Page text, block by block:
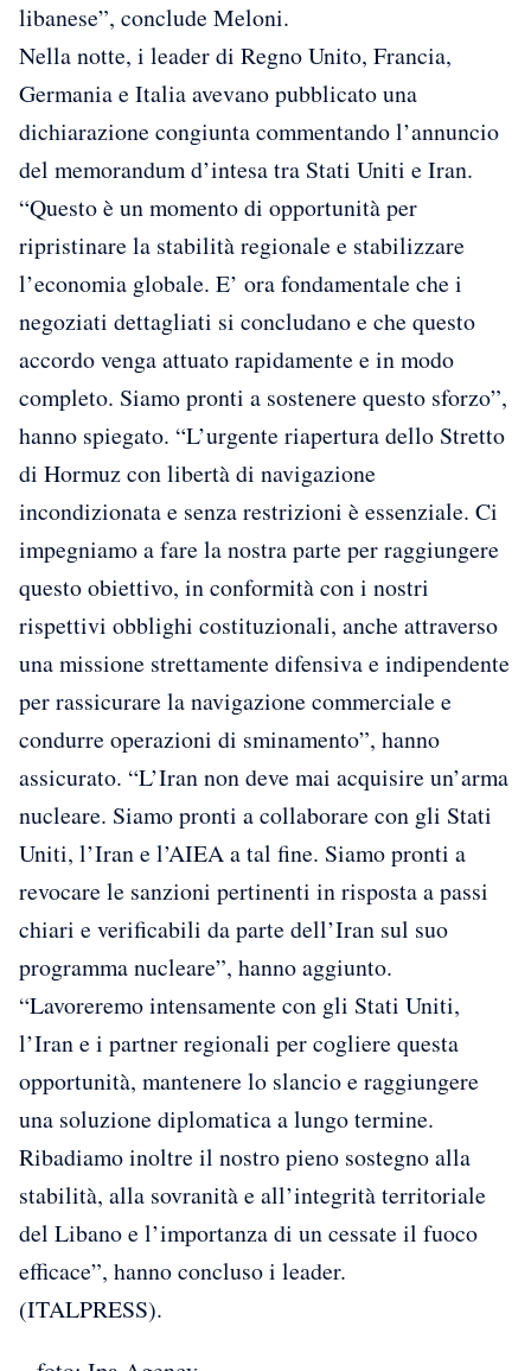
libanese”, conclude Meloni.
Nella notte, i leader di Regno Unito, Francia,
Germania e Italia avevano pubblicato una
dichiarazione congiunta commentando l’annuncio
del memorandum d’intesa tra Stati Uniti e Iran.
“Questo è un momento di opportunità per
ripristinare la stabilità regionale e stabilizzare
l’economia globale. E’ ora fondamentale che i
negoziati dettagliati si concludano e che questo
accordo venga attuato rapidamente e in modo
completo. Siamo pronti a sostenere questo sforzo”,
hanno spiegato. “L’urgente riapertura dello Stretto
di Hormuz con libertà di navigazione
incondizionata e senza restrizioni è essenziale. Ci
impegniamo a fare la nostra parte per raggiungere
questo obiettivo, in conformità con i nostri
rispettivi obblighi costituzionali, anche attraverso
una missione strettamente difensiva e indipendente
per rassicurare la navigazione commerciale e
condurre operazioni di sminamento”, hanno
assicurato. “L’Iran non deve mai acquisire un’arma
nucleare. Siamo pronti a collaborare con gli Stati
Uniti, l’Iran e l’AIEA a tal fine. Siamo pronti a
revocare le sanzioni pertinenti in risposta a passi
chiari e verificabili da parte dell’Iran sul suo
programma nucleare”, hanno aggiunto.
“Lavoreremo intensamente con gli Stati Uniti,
l’Iran e i partner regionali per cogliere questa
opportunità, mantenere lo slancio e raggiungere
una soluzione diplomatica a lungo termine.
Ribadiamo inoltre il nostro pieno sostegno alla
stabilità, alla sovranità e all’integrità territoriale
del Libano e l’importanza di un cessate il fuoco
efficace”, hanno concluso i leader.
(ITALPRESS).